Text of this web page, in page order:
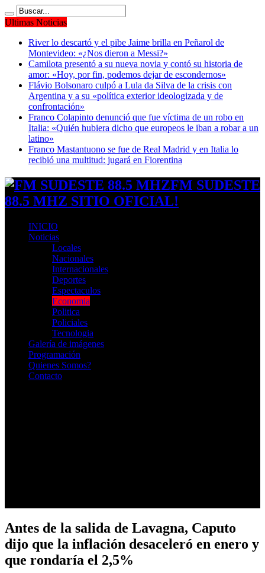
Ultimas Noticias
River lo descartó y el pibe Jaime brilla en Peñarol de
Montevideo: «¿Nos dieron a Messi?»
Camilota presentó a su nueva novia y contó su historia de
amor: «Hoy, por fin, podemos dejar de escondernos»
Flávio Bolsonaro culpó a Lula da Silva de la crisis con
Argentina y a su «política exterior ideologizada y de
confrontación»
Franco Colapinto denunció que fue víctima de un robo en
Italia: «Quién hubiera dicho que europeos le iban a robar a un
latino»
Franco Mastantuono se fue de Real Madrid y en Italia lo
recibió una multitud: jugará en Fiorentina
FM SUDESTE
88.5 MHZ SITIO OFICIAL!
INICIO
Noticias
Locales
Nacionales
Internacionales
Deportes
Espectaculos
Economia
Politica
Policiales
Tecnologia
Galería de imágenes
Programación
Quienes Somos?
Contacto
Antes de la salida de Lavagna, Caputo
dijo que la inflación desaceleró en enero y
que rondaría el 2,5%